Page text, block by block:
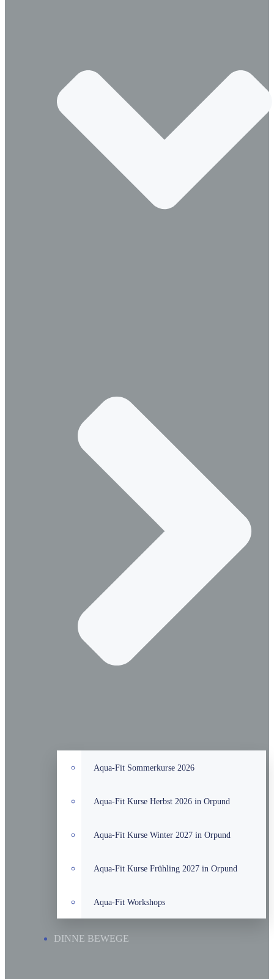
Aqua-Fit Sommerkurse 2026
Aqua-Fit Kurse Herbst 2026 in Orpund
Aqua-Fit Kurse Winter 2027 in Orpund
Aqua-Fit Kurse Frühling 2027 in Orpund
Aqua-Fit Workshops
DINNE BEWEGE